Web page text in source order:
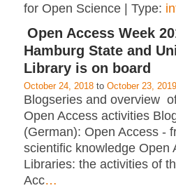
for Open Science | Type:
Open Access Week
Hamburg State and
Library is on board
October 24, 2018 to October 23, 2019
Blogseries and overview
Open Access activities
(German): Open Access -
scientific knowledge Open
Libraries: the activities of
Acc…